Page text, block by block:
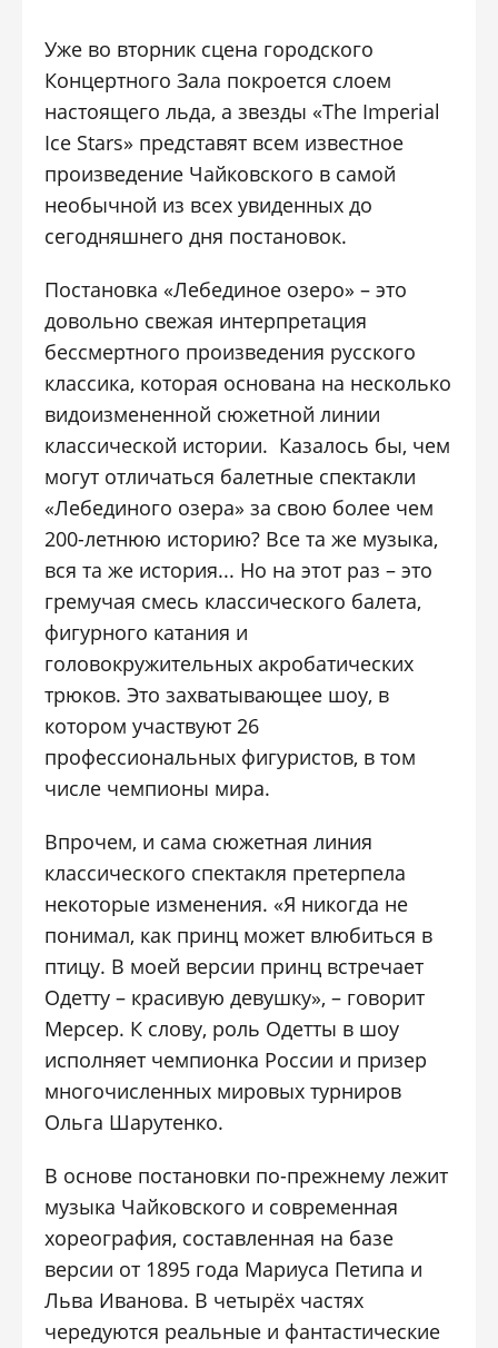
Уже во вторник сцена городского
Концертного Зала покроется слоем
настоящего льда, а звезды «The Imperial
Ice Stars» представят всем известное
произведение Чайковского в самой
необычной из всех увиденных до
сегодняшнего дня постановок.
Постановка «Лебединое озеро» – это
довольно свежая интерпретация
бессмертного произведения русского
классика, которая основана на несколько
видоизмененной сюжетной линии
классической истории. Казалось бы, чем
могут отличаться балетные спектакли
«Лебединого озера» за свою более чем
200-летнюю историю? Все та же музыка,
вся та же история... Но на этот раз – это
гремучая смесь классического балета,
фигурного катания и
головокружительных акробатических
трюков. Это захватывающее шоу, в
котором участвуют 26
профессиональных фигуристов, в том
числе чемпионы мира.
Впрочем, и сама сюжетная линия
классического спектакля претерпела
некоторые изменения. «Я никогда не
понимал, как принц может влюбиться в
птицу. В моей версии принц встречает
Одетту – красивую девушку», – говорит
Мерсер. К слову, роль Одетты в шоу
исполняет чемпионка России и призер
многочисленных мировых турниров
Ольга Шарутенко.
В основе постановки по-прежнему лежит
музыка Чайковского и современная
хореография, составленная на базе
версии от 1895 года Мариуса Петипа и
Льва Иванова. В четырёх частях
чередуются реальные и фантастические